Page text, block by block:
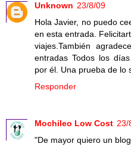
Unknown 23/8/09
Hola Javier, no puedo
en esta entrada.
viajes.También
entradas Todos los
por él. Una prueba de lo
Responder
Mochileo Low Cost 23/
"De mayor quiero un